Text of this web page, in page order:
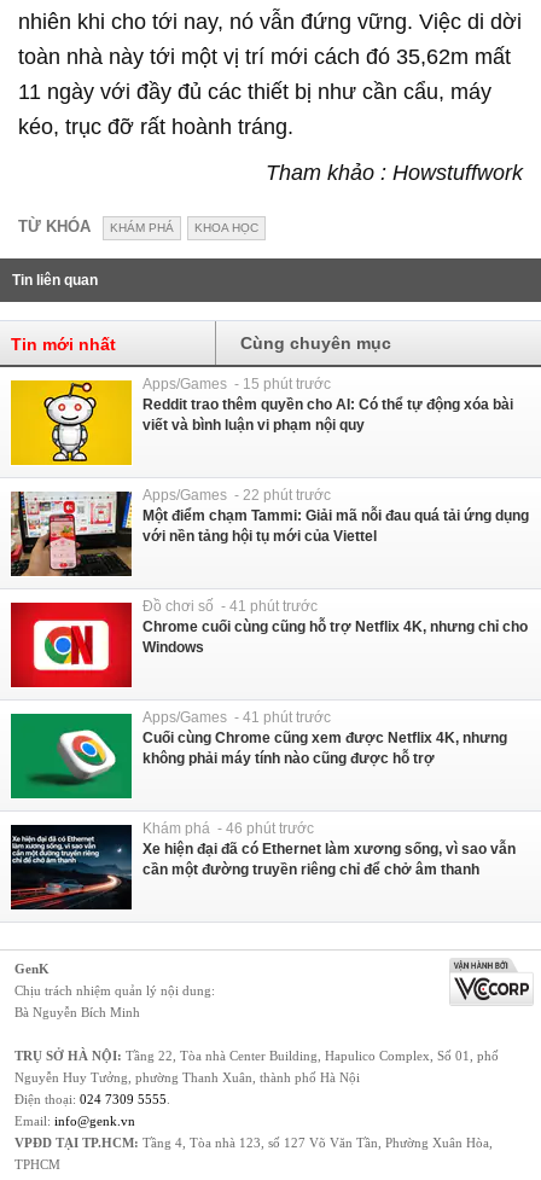
nhiên khi cho tới nay, nó vẫn đứng vững. Việc di dời
toàn nhà này tới một vị trí mới cách đó 35,62m mất
11 ngày với đầy đủ các thiết bị như cần cẩu, máy
kéo, trục đỡ rất hoành tráng.
Tham khảo : Howstuffwork
TỪ KHÓA KHÁM PHÁ KHOA HỌC
Tin liên quan
Tin mới nhất Cùng chuyên mục
Apps/Games - 15 phút trước
Reddit trao thêm quyền cho AI: Có thể tự động xóa bài
viết và bình luận vi phạm nội quy
Apps/Games - 22 phút trước
Một điểm chạm Tammi: Giải mã nỗi đau quá tải ứng dụng
với nền tảng hội tụ mới của Viettel
Đồ chơi số - 41 phút trước
Chrome cuối cùng cũng hỗ trợ Netflix 4K, nhưng chỉ cho
Windows
Apps/Games - 41 phút trước
Cuối cùng Chrome cũng xem được Netflix 4K, nhưng
không phải máy tính nào cũng được hỗ trợ
Khám phá - 46 phút trước
Xe hiện đại đã có Ethernet làm xương sống, vì sao vẫn
cần một đường truyền riêng chỉ để chở âm thanh
GenK
Chịu trách nhiệm quản lý nội dung:
Bà Nguyễn Bích Minh
TRỤ SỞ HÀ NỘI: Tầng 22, Tòa nhà Center Building, Hapulico Complex, Số 01, phố
Nguyễn Huy Tưởng, phường Thanh Xuân, thành phố Hà Nội
Điện thoại: 024 7309 5555
Email: info@genk.vn
VPĐD TẠI TP.HCM: Tầng 4, Tòa nhà 123, số 127 Võ Văn Tần, Phường Xuân Hòa,
TPHCM